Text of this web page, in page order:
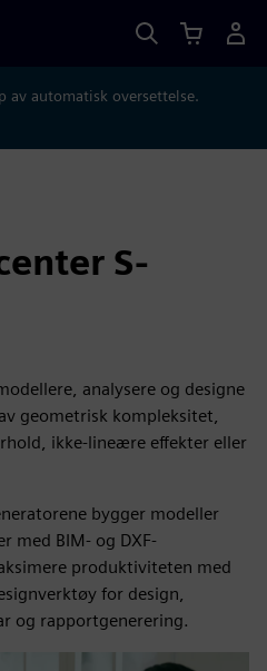
av automatisk oversettelse.
S-
analysere og designe
geometrisk kompleksitet,
ikke-lineære effekter eller
bygger modeller
med BIM- og DXF-
produktiviteten med
for design,
og rapportgenerering.